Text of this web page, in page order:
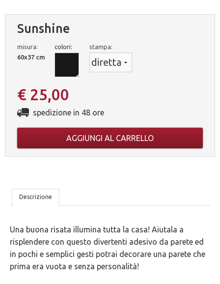
Sunshine
misura:
60x37 cm
colori: stampa:
€ 25,00
spedizione in 48 ore
AGGIUNGI AL CARRELLO
LE
GARANZIE
Descrizione
Una buona risata illumina tutta la casa! Aiutala a
risplendere con questo divertenti adesivo da parete ed
in pochi e semplici gesti potrai decorare una parete che
prima era vuota e senza personalità!